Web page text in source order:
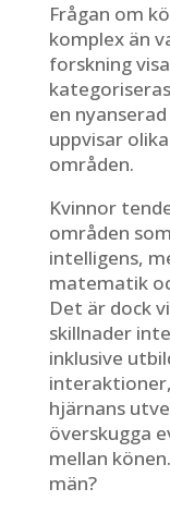
Frågan om
komplex än
forskning
en
uppvisar
områden.
Kvinnor
områden
intelligens,
matematik
Det är dock
skillnader
inklusive
hjärnans
överskugga
mellan
män?